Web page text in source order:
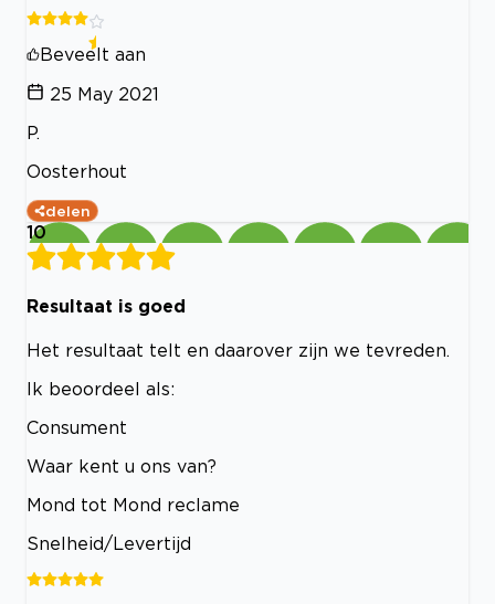
Beveelt aan
25 May 2021
P.
Oosterhout
delen
10
Resultaat is goed
Het resultaat telt en daarover zijn we tevreden.
Ik beoordeel als:
Consument
Waar kent u ons van?
Mond tot Mond reclame
Snelheid/Levertijd